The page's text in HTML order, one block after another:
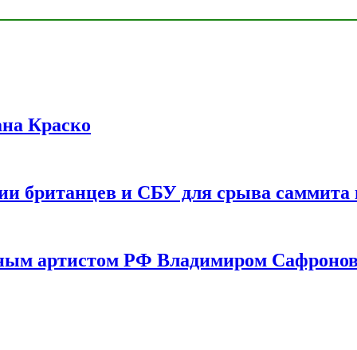
Краско
британцев и СБУ для срыва саммита
артистом РФ Владимиром